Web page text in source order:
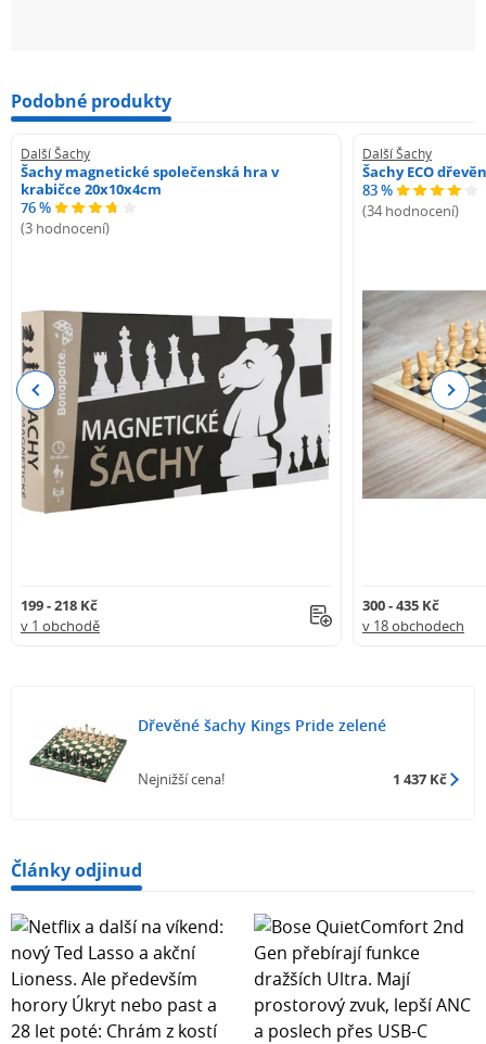
Podobné produkty
Další Šachy
Šachy magnetické společenská hra v
krabičce 20x10x4cm
76 %
(3 hodnocení)
199 - 218 Kč
v 1 obchodě
Další Šachy
Šachy ECO
83 %
(34 hodnocení)
300 - 435 Kč
v 18 obchodech
Previous Next
Dřevěné šachy Kings Pride zelené
Nejnižší cena! 1 437 Kč
Články odjinud